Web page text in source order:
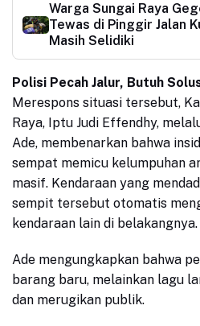
Warga Sungai Raya
Tewas di Pinggir Jalan
Masih Selidiki
Polisi Pecah Jalur, Butuh
Merespons situasi tersebut,
Raya, Iptu Judi Effendhy,
Ade, membenarkan bahwa
sempat memicu kelumpuhan
masif. Kendaraan yang
sempit tersebut otomatis
kendaraan lain di belakangnya.
Ade mengungkapkan bahwa
barang baru, melainkan lagu
dan merugikan publik.